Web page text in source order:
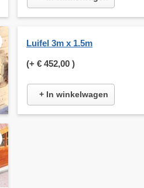
Luifel 3m x 1.5m
(+ € 452,00 )
+ In winkelwagen